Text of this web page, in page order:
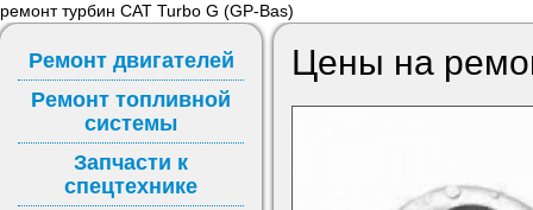
Цены на
Ремонт двигателей
Ремонт топливной
системы
Запчасти к
спецтехнике
ремонт турбин CAT Turbo G (GP-Bas)